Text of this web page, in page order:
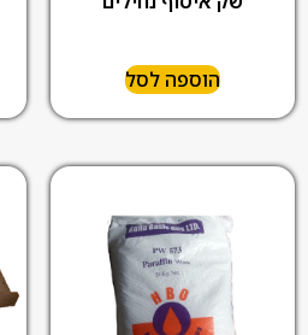
הוספה לסל